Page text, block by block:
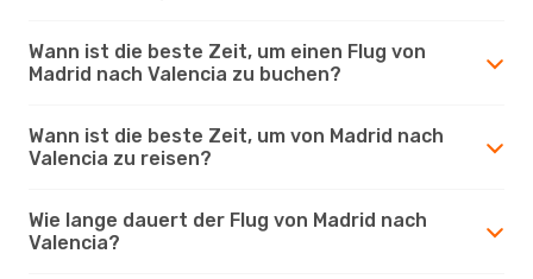
Wann ist die beste Zeit, um einen Flug von
Madrid nach Valencia zu buchen?
Wann ist die beste Zeit, um von Madrid nach
Valencia zu reisen?
Wie lange dauert der Flug von Madrid nach
Valencia?